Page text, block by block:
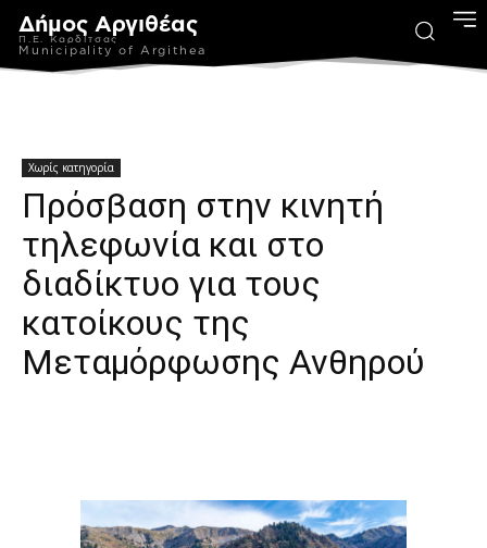
Δήμος Αργιθέας
Π.Ε. Καρδίτσας
Municipality of Argithea
Χωρίς κατηγορία
Πρόσβαση στην κινητή
τηλεφωνία και στο
διαδίκτυο για τους
κατοίκους της
Μεταμόρφωσης Ανθηρού